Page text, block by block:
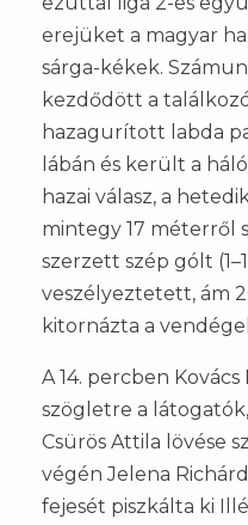
erejüket a magyar
sárga-kékek.
kezdődött a
hazagurított labda
lábán és került a
hazai válasz, a
mintegy 17 méterről
szerzett szép gólt
veszélyeztetett, ám
kitornázta a
A 14. percben
szögletre a
Csürös Attila lövése
végén Jelena
fejesét piszkálta ki